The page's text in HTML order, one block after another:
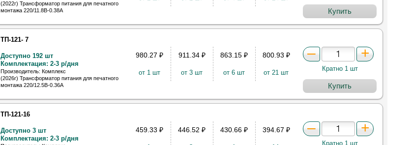
(2022г) Трансформатор питания для печатного
монтажа 220/11.8В-0.38А
Купить
ТП-121- 7
Доступно 192 шт
Комплектация: 2-3 р/дня
Производитель: Комплекс
(2026г) Трансформатор питания для печатного
монтажа 220/12.5В-0.36А
980.27 ₽
от 1 шт
911.34 ₽
от 3 шт
863.15₽
от 6 шт
800.93 ₽
от 21 шт
Кратно 1 шт
Купить
ТП-121-16
Доступно 3 шт
Комплектация: 2-3 р/дня
459.33 ₽ 446.52₽ 430.66₽ 394.67 ₽
Кратно 1 шт